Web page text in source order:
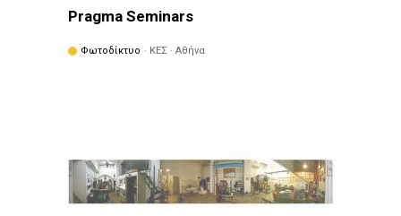
Pragma Seminars
Φωτοδίκτυο · ΚΕΣ · Αθήνα